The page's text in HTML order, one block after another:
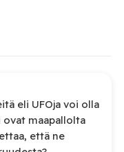
eli UFOja voi olla
ovat maapallolta
että ne